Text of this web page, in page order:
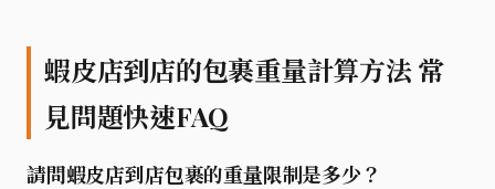
蝦皮店到店的包裹重量計算方法 常
見問題快速FAQ
請問蝦皮店到店包裹的重量限制是多少？